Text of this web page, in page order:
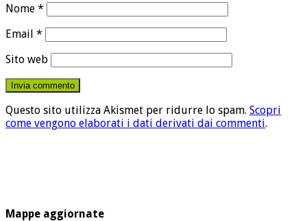
Nome *
Email *
Sito web
Questo sito utilizza Akismet per ridurre lo spam. Scopri
come vengono elaborati i dati derivati dai commenti.
Mappe aggiornate